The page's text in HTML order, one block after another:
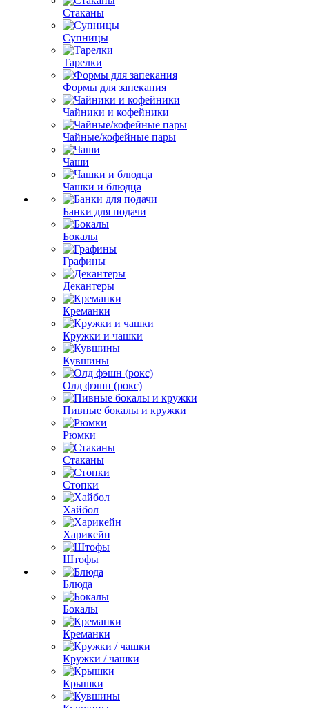
Стаканы
Супницы
Тарелки
Формы для запекания
Чайники и кофейники
Чайные/кофейные пары
Чаши
Чашки и блюдца
Банки для подачи
Бокалы
Графины
Декантеры
Креманки
Кружки и чашки
Кувшины
Олд фэшн (рокс)
Пивные бокалы и кружки
Рюмки
Стаканы
Стопки
Хайбол
Харикейн
Штофы
Блюда
Бокалы
Креманки
Кружки / чашки
Крышки